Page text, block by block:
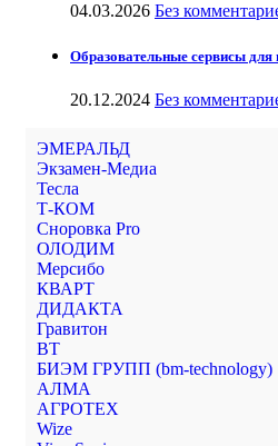
04.03.2026 Без
Образовательные сервисы для
20.12.2024 Без
ЭМЕРАЛЬД
Экзамен-Медиа
Тесла
Т-КОМ
Сноровка Pro
ОЛОДИМ
Мерсибо
КВАРТ
ДИДАКТА
Гравитон
ВТ
БИЭМ ГРУПП (bm-technology)
АЛМА
АГРОТЕХ
Wize